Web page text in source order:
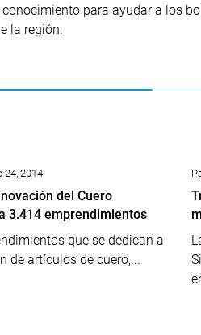
para ayudar a los
la región.
24, 2014
del Cuero
3.414 emprendimientos
que se dedican a
de artículos de cuero,...